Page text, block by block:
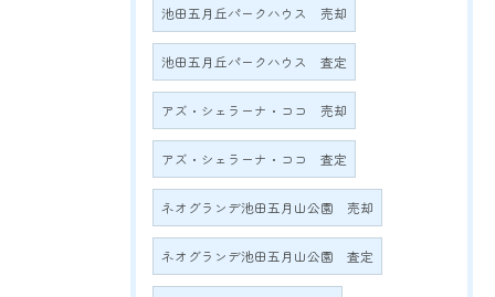
池田五月丘パークハウス 売却
池田五月丘パークハウス 査定
アズ・シェラーナ・ココ 売却
アズ・シェラーナ・ココ 査定
ネオグランデ池田五月山公園 売却
ネオグランデ池田五月山公園 査定